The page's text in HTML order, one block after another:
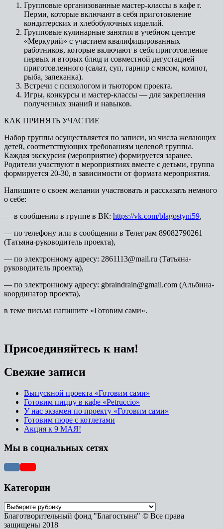
Групповые организованные мастер-классы в кафе г.
Перми, которые включают в себя приготовление
кондитерских и хлебобулочных изделий.
Групповые кулинарные занятия в учебном центре
«Меркурий» с участием квалифицированных
работников, которые включают в себя приготовление
первых и вторых блюд и совместной дегустацией
приготовленного (салат, суп, гарнир с мясом, компот,
рыба, запеканка).
Встречи с психологом и тьютором проекта.
Игры, конкурсы и мастер-классы — для закрепления
полученных знаний и навыков.
КАК ПРИНЯТЬ УЧАСТИЕ
Набор группы осуществляется по записи, из числа желающих
детей, соответствующих требованиям целевой группы.
Каждая экскурсия (мероприятие) формируется заранее.
Родители участвуют в мероприятиях вместе с детьми, группа
формируется 20-30, в зависимости от формата мероприятия.
Напишите о своем желании участвовать и рассказать немного
о себе:
— в сообщении в группе в ВК: https://vk.com/blagostyni59,
— по телефону или в сообщении в Телеграм 89082790261
(Татьяна-руководитель проекта),
— по электронному адресу: 2861113@mail.ru (Татьяна-
руководитель проекта),
— по электронному адресу: gbraindrain@gmail.com (Альбина-
координатор проекта),
в теме письма напишите «Готовим сами».
Присоединяйтесь к нам!
Свежие записи
Выпускной проекта «Готовим сами»
Готовим пиццу в кафе «Petruccio»
У нас экзамен по проекту «Готовим сами»
Готовим пюре с котлетами
Акция к 9 МАЯ!
Мы в социальных сетях
Категории
Благотворительный фонд "Благостыня" © Все права
защищены 2018